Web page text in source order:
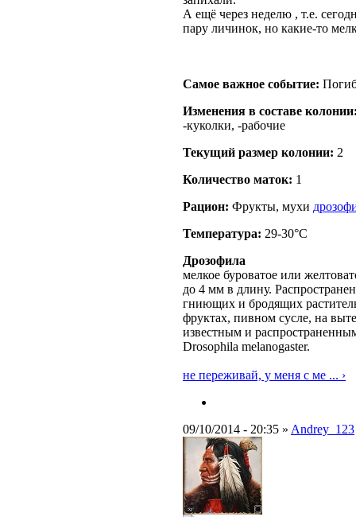
А ещё через неделю , т.е.
пару личинок, но какие-то
Самое важное событие:
Изменения в составе
-куколки, -рабочие
Текущий размер кoлонии: 2
Количество маток: 1
Рацион: Фрукты, мухи
Температура: 29-30°C
Дрозофила
мелкое буроватое или
до 4 мм в длину.
гниющих и бродящих
фруктах, пивном сусле, на
известным и
Drosophila melanogaster.
не переживай, у меня с ме ... ›
09/10/2014 - 20:35 » Andrey_123